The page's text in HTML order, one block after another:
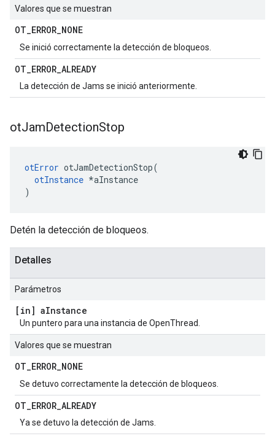
Valores que se muestran
OT_ERROR_NONE
Se inició correctamente la detección de bloqueos.
OT_ERROR_ALREADY
La detección de Jams se inició anteriormente.
otJamDetectionStop
otError otJamDetectionStop(
otInstance *aInstance
)
Detén la detección de bloqueos.
Detalles
Parámetros
[in] aInstance
Un puntero para una instancia de OpenThread.
Valores que se muestran
OT_ERROR_NONE
Se detuvo correctamente la detección de bloqueos.
OT_ERROR_ALREADY
Ya se detuvo la detección de Jams.